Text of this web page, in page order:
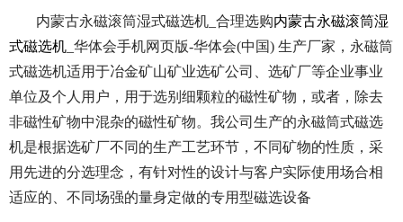
内蒙古永磁滚筒湿式磁选机_合理选购内蒙古永磁滚筒湿
式磁选机 _华体会手机网页版-华体会(中国) 生产厂家，永磁筒
式磁选机适用于冶金矿山矿业选矿公司、选矿厂等企业事业
单位及个人用户，用于选别细颗粒的磁性矿物，或者，除去
非磁性矿物中混杂的磁性矿物。我公司生产的永磁筒式磁选
机是根据选矿厂不同的生产工艺环节，不同矿物的性质，采
用先进的分选理念，有针对性的设计与客户实际使用场合相
适应的、不同场强的量身定做的专用型磁选设备